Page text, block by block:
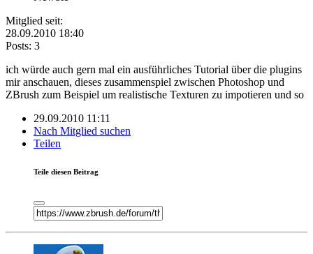
Mitglied seit:
28.09.2010 18:40
Posts: 3
ich würde auch gern mal ein ausführliches Tutorial über die plugins
mir anschauen, dieses zusammenspiel zwischen Photoshop und
ZBrush zum Beispiel um realistische Texturen zu impotieren und so
29.09.2010 11:11
Nach Mitglied suchen
Teilen
Teile diesen Beitrag